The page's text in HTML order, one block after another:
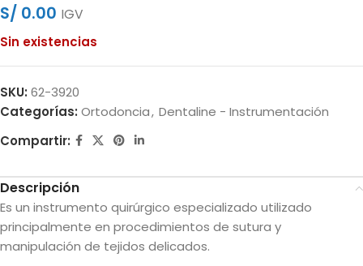
S/ 0.00 IGV
Sin existencias
SKU: 62-3920
Categorías: Ortodoncia, Dentaline - Instrumentación
Compartir:
Descripción
Es un instrumento quirúrgico especializado utilizado
principalmente en procedimientos de sutura y
manipulación de tejidos delicados.